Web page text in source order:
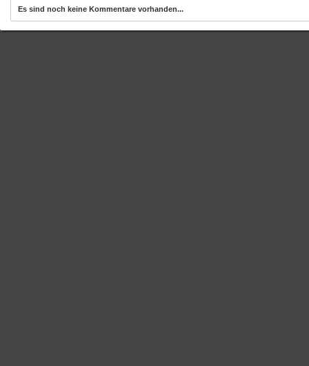
Es sind noch keine Kommentare vorhanden...